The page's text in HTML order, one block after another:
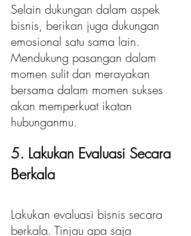
Selain dukungan dalam aspek
bisnis, berikan juga dukungan
emosional satu sama lain.
Mendukung pasangan dalam
momen sulit dan merayakan
bersama dalam momen sukses
akan memperkuat ikatan
hubunganmu.
5. Lakukan Evaluasi Secara
Berkala
Lakukan evaluasi bisnis secara
berkala. Tinjau apa saja